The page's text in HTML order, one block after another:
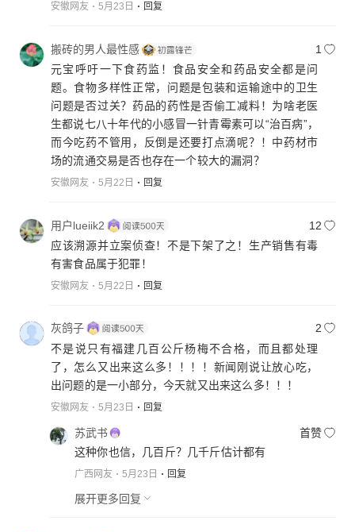
安徽网友 5月23日 回复
搬砖的男人最性感
1
元宝呼吁一下食药监！食品安全和药品安全都是问
题。食物多样性正常，问题是包装和运输途中的卫生
问题是否过关？药品的药性是否偷工减料！为啥老医
生都说七八十年代的小感冒一针青霉素可以“治百病”，
而今吃药不管用，反倒是还要打点滴呢？！中药材市
场的流通交易是否也存在一个较大的漏洞？
安徽网友 5月22日 回复
用户lueiik2
12
应该溯源并立案侦查！不是下架了之！生产销售有毒
有害食品属于犯罪！
安徽网友 5月22日 回复
灰鸽子
2
不是说只有福建几百公斤杨梅不合格，而且都处理
了，怎么又出来这么多！！！！新闻刚说让放心吃，
出问题的是一小部分，今天就又出来这么多！！！
安徽网友 5月23日 回复
苏武书
首赞
这种你也信，几百斤？几千斤估计都有
广西网友 5月23日 回复
展开更多回复